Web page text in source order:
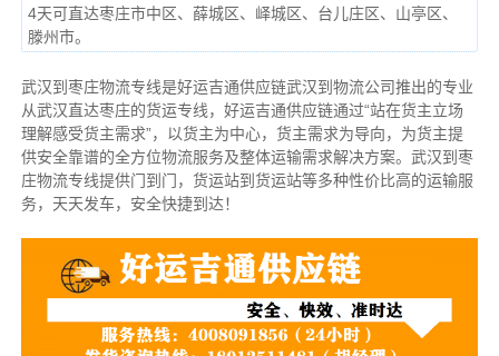
4天可直达枣庄市中区、薛城区、峄城区、台儿庄区、山亭区、
滕州市。
武汉到枣庄物流专线是好运吉通供应链武汉到物流公司推出的专业
从武汉直达枣庄的货运专线，好运吉通供应链通过“站在货主立场
理解感受货主需求”，以货主为中心，货主需求为导向，为货主提
供安全靠谱的全方位物流服务及整体运输需求解决方案。武汉到枣
庄物流专线提供门到门，货运站到货运站等多种性价比高的运输服
务，天天发车，安全快捷到达！